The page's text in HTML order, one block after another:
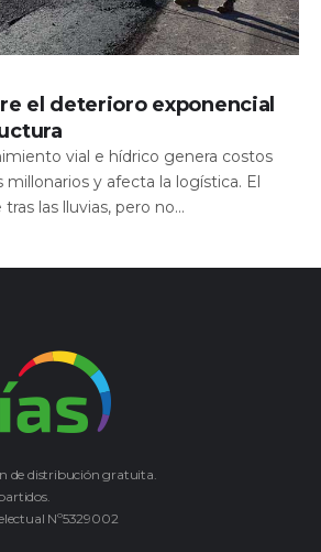
el deterioro exponencial
vial e hídrico genera costos
y afecta la logística. El
las lluvias, pero no...
de distribución gratuita.
Nº5329002